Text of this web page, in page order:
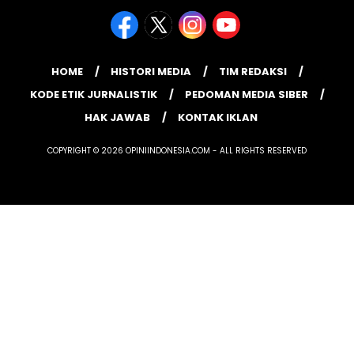
HOME HISTORI MEDIA
TIM REDAKSI
KODE ETIK JURNALISTIK
PEDOMAN MEDIA SIBER
HAK JAWAB
KONTAK IKLAN
COPYRIGHT © 2026 OPINIINDONESIA.COM - ALL RIGHTS RESERVED